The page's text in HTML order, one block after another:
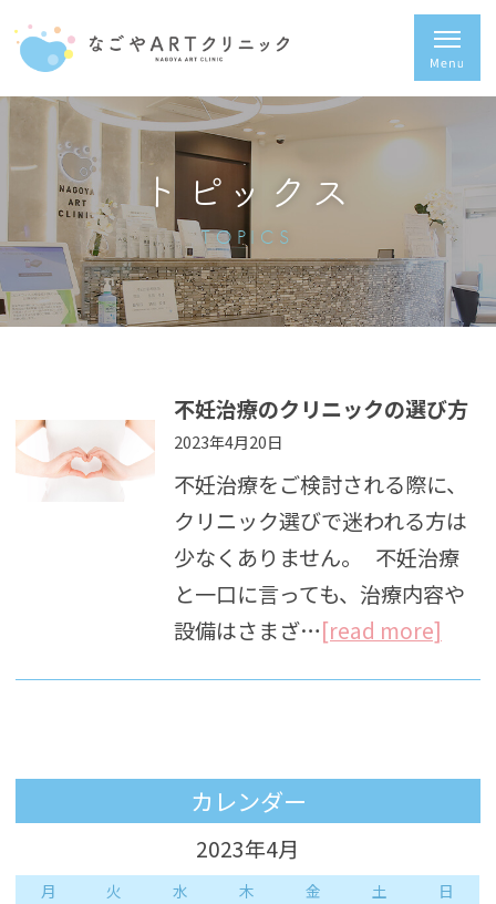
トピックス
TOPICS
不妊治療のクリニックの選び方
2023年4月20日
不妊治療をご検討される際に、
クリニック選びで迷われる方は
少なくありません。 不妊治療
と一口に言っても、治療内容や
設備はさまざ…[read more]
カレンダー
2023年4月
月 火 水 木 金 土 日